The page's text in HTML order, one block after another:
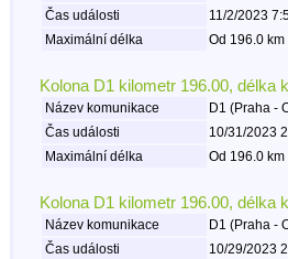
Čas události
11/2/2023
Maximální délka
Od 196.0
Kolona D1 kilometr 196.00, délka
Název komunikace
D1 (Praha -
Čas události
10/31/2023
Maximální délka
Od 196.0
Kolona D1 kilometr 196.00, délka
Název komunikace
D1 (Praha -
Čas události
10/29/2023